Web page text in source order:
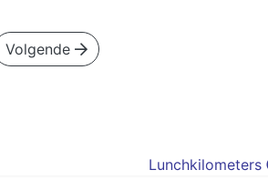
Volgende
Lunchkilometers